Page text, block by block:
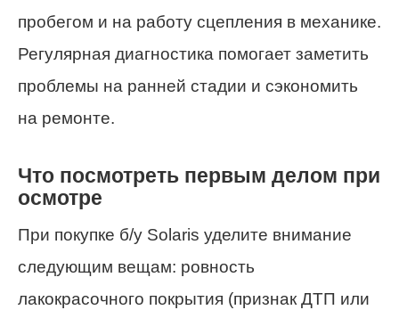
пробегом и на работу сцепления в механике.
Регулярная диагностика помогает заметить
проблемы на ранней стадии и сэкономить
на ремонте.
Что посмотреть первым делом при
осмотре
При покупке б/у Solaris уделите внимание
следующим вещам: ровность
лакокрасочного покрытия (признак ДТП или